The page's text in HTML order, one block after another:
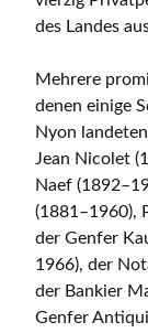
des Landes
Mehrere
denen einige
Nyon
Jean Nicolet
Naef
(1881–1960),
der Genfer
1966), der
der Bankier
Genfer